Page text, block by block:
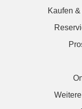
Kaufen